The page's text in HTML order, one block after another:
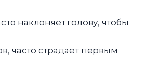
наклоняет голову, чтобы
часто страдает первым